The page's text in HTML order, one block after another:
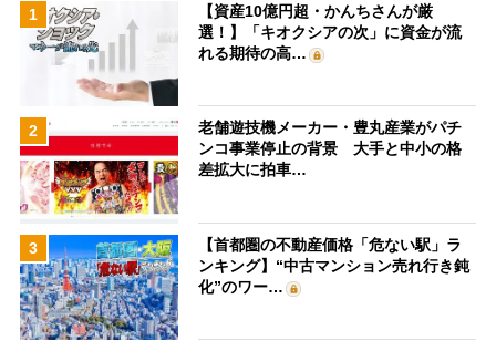
1
【資産10億円超・かんちさんが厳
選！】「キオクシアの次」に資金が流
れる期待の高…
2
老舗遊技機メーカー・豊丸産業がパチ
ンコ事業停止の背景 大手と中小の格
差拡大に拍車…
3
【首都圏の不動産価格「危ない駅」ラ
ンキング】“中古マンション売れ行き鈍
化”のワー…